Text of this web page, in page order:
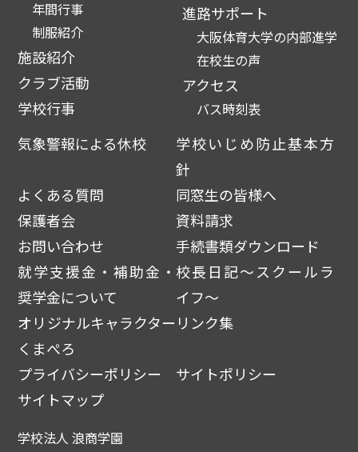
年間行事
制服紹介
施設紹介
クラブ活動
学校行事
進路サポート
大阪体育大学の内部進学
在校生の声
アクセス
バス時刻表
気象警報による休校
学校いじめ防止基本方
針
よくある質問
同窓生の皆様へ
保護者会
資料請求
お問い合わせ
手続書類ダウンロード
就学支援金・補助金・
奨学金について
校長日記～スクールラ
イフ～
オリジナルキャラクター
くまぺろ
リンク集
プライバシーポリシー
サイトポリシー
サイトマップ
学校法人 浪商学園